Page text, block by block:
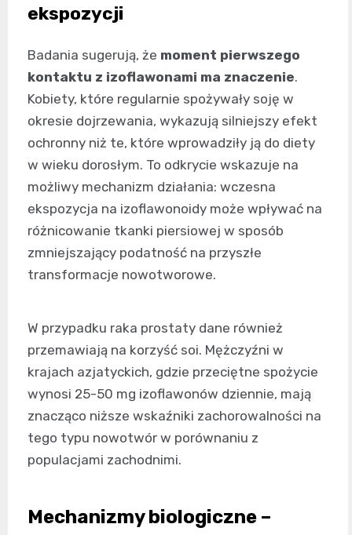
ekspozycji
Badania sugerują, że moment pierwszego
kontaktu z izoflawonami ma znaczenie.
Kobiety, które regularnie spożywały soję w
okresie dojrzewania, wykazują silniejszy efekt
ochronny niż te, które wprowadziły ją do diety
w wieku dorosłym. To odkrycie wskazuje na
możliwy mechanizm działania: wczesna
ekspozycja na izoflawonoidy może wpływać na
różnicowanie tkanki piersiowej w sposób
zmniejszający podatność na przyszłe
transformacje nowotworowe.
W przypadku raka prostaty dane również
przemawiają na korzyść soi. Mężczyźni w
krajach azjatyckich, gdzie przeciętne spożycie
wynosi 25-50 mg izoflawonów dziennie, mają
znacząco niższe wskaźniki zachorowalności na
tego typu nowotwór w porównaniu z
populacjami zachodnimi.
Mechanizmy biologiczne –